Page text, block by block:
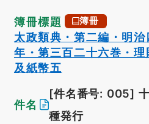
簿冊標題 簿冊
太政類典・第二編・明
年・第三百二十六巻・
及紙幣五
件名
[件名番号: 005]
種発行